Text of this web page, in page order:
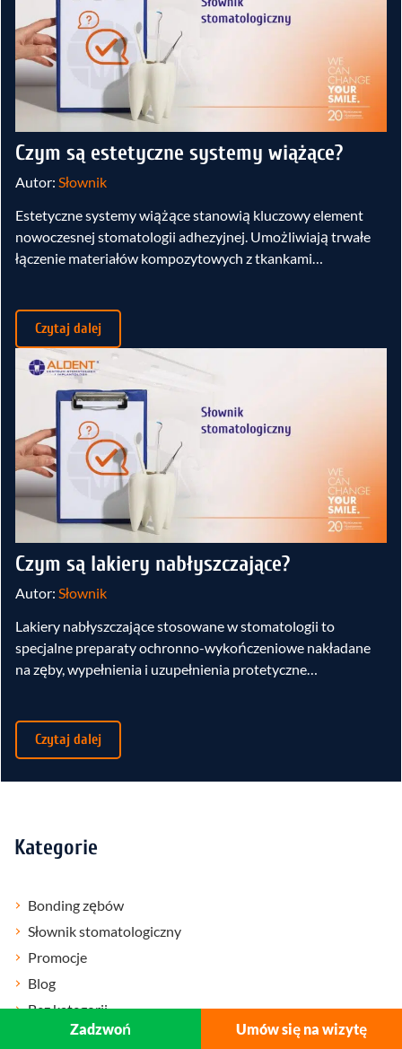
Czym są estetyczne systemy wiążące?
Autor: Słownik
Estetyczne systemy wiążące stanowią kluczowy element
nowoczesnej stomatologii adhezyjnej. Umożliwiają trwałe
łączenie materiałów kompozytowych z tkankami…
Czytaj dalej
Czym są lakiery nabłyszczające?
Autor: Słownik
Lakiery nabłyszczające stosowane w stomatologii to
specjalne preparaty ochronno-wykończeniowe nakładane
na zęby, wypełnienia i uzupełnienia protetyczne…
Czytaj dalej
Kategorie
Bonding zębów
Słownik stomatologiczny
Promocje
Blog
Bez kategorii
AktualnościZadzwoń Umów się na wizytę